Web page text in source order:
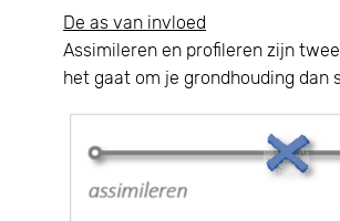
De as van invloed
Assimileren en profileren zijn
het gaat om je grondhouding dan